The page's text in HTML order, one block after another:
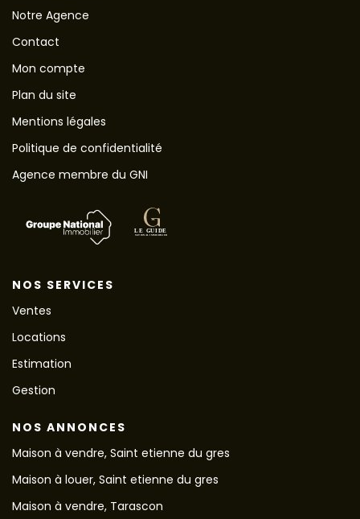
Notre Agence
Contact
Mon compte
Plan du site
Mentions légales
Politique de confidentialité
Agence membre du GNI
NOS SERVICES
Ventes
Locations
Estimation
Gestion
NOS ANNONCES
Maison à vendre, Saint etienne du gres
Maison à louer, Saint etienne du gres
Maison à vendre, Tarascon